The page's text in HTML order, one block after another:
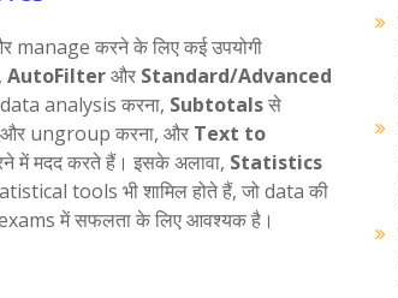
करने के लिए कई उपयोगी
AutoFilterऔर Standard/Advanced
data analysis करना, Subtotalsसे
ungroup करना, और Text to
में मदद करते हैं। इसके अलावा, Statistics
tools भी शामिल होते हैं, जो data की
में सफलता के लिए आवश्यक है।